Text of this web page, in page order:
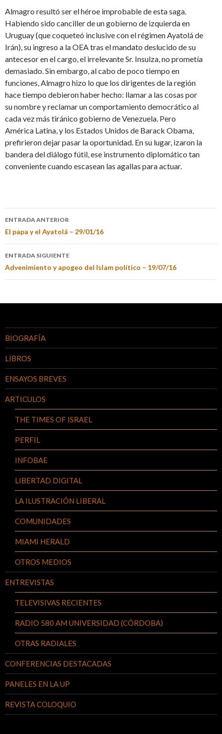
Almagro resultó ser el héroe improbable de esta saga.
Habiendo sido canciller de un gobierno de izquierda en
Uruguay (que coqueteó inclusive con el régimen Ayatolá de
Irán), su ingreso a la OEA tras el mandato deslucido de su
antecesor en el cargo, el irrelevante Sr. Insulza, no prometía
demasiado. Sin embargo, al cabo de poco tiempo en
funciones, Almagro hizo lo que los dirigentes de la región
hace tiempo debieron haber hecho: llamar a las cosas por
su nombre y reclamar un comportamiento democrático al
cada vez más tiránico gobierno de Venezuela. Pero
América Latina, y los Estados Unidos de Barack Obama,
prefirieron dejar pasar la oportunidad. En su lugar, izaron la
bandera del diálogo fútil, ese instrumento diplomático tan
conveniente cuando escasean las agallas para actuar.
ENTRADA ANTERIOR
El papa y el Ayatolá – 29/01/16
ENTRADA SIGUIENTE
Advenimiento y apogeo del Islam político – 19/07/16
BIOGRAFÍA
LIBROS
ENSAYOS BREVES
ARTICULOS
THE TIMES OF ISRAEL
PERFIL
INFOBAE
LIBERTAD DIGITAL
LA ILUSTRACIÓN LIBERAL
COMUNIDADES
MIAMI HERALD
OTROS MEDIOS
ENTREVISTAS
TELEVISIVAS RECIENTES
RADIO 580 AM UNIVERSIDAD (CÓRDOBA)
OTRAS RADIALES
CONFERENCIAS DESTACADAS
PANELES EN LA UP
REVISTA COLOQUIO